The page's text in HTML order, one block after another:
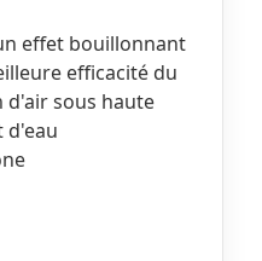
effet bouillonnant
efficacité du
d'air sous haute
d'eau